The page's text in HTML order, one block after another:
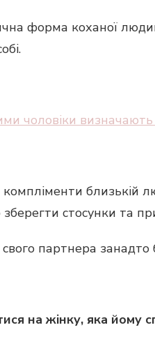
форма коханої
чоловіки
близькій
стосунки та
партнера
на жінку, яка йому